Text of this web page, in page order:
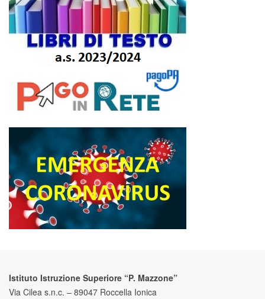
Istituto Istruzione Superiore “P. Mazzone”
Via Cilea s.n.c. – 89047 Roccella Ionica